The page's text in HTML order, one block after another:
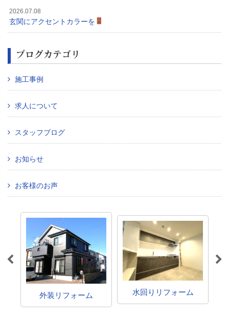
2026.07.08
玄関にアクセントカラーを
ブログカテゴリ
施工事例
求人について
スタッフブログ
お知らせ
お客様のお声
外装リフォーム 水回りリフォーム